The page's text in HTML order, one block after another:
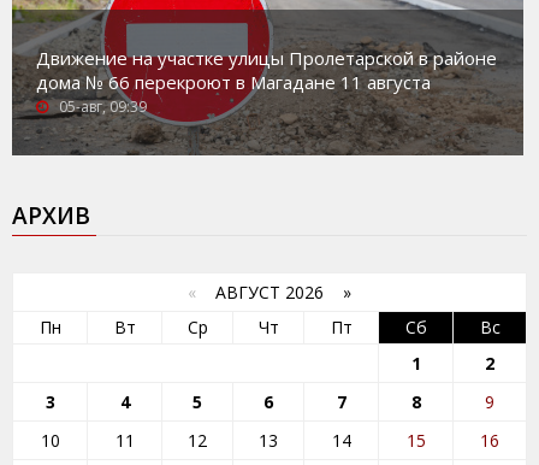
Движение на участке улицы Пролетарской в районе
дома № 66 перекроют в Магадане 11 августа
05-авг, 09:39
АРХИВ
« АВГУСТ 2026 »
Пн
Вт Ср Чт Пт Сб
Вс
1
2
3
4 5 6 7 8
9
10
11 12 13 14 15
16